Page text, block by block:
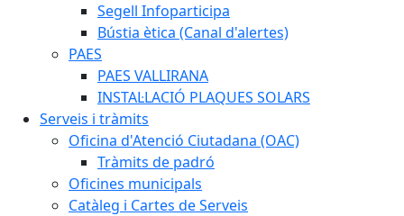
Segell Infoparticipa
Bústia ètica (Canal d'alertes)
PAES
PAES VALLIRANA
INSTAL·LACIÓ PLAQUES SOLARS
Serveis i tràmits
Oficina d'Atenció Ciutadana (OAC)
Tràmits de padró
Oficines municipals
Catàleg i Cartes de Serveis